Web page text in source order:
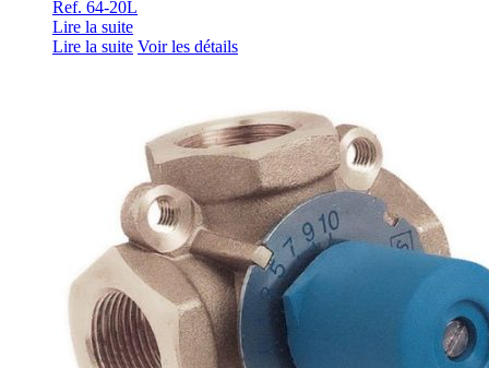
Ref. 64-20L
Lire la suite
Lire la suite Voir les détails